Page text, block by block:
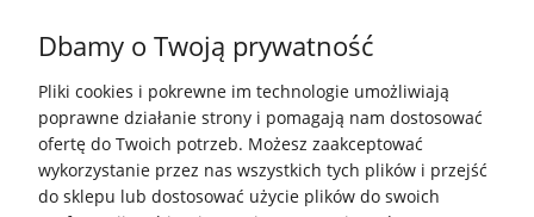
kontakt@kokonki.pl
kokonki.motki
Kokonki.motki
Grupa FB
Dbamy o Twoją prywatność
Pliki cookies i pokrewne im technologie umożliwiają
poprawne działanie strony i pomagają nam dostosować
ofertę do Twoich potrzeb. Możesz zaakceptować
wykorzystanie przez nas wszystkich tych plików i przejść
do sklepu lub dostosować użycie plików do swoich